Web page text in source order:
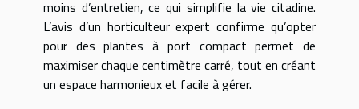
moins d’entretien, ce qui simplifie la vie citadine.
L’avis d’un horticulteur expert confirme qu’opter
pour des plantes à port compact permet de
maximiser chaque centimètre carré, tout en créant
un espace harmonieux et facile à gérer.